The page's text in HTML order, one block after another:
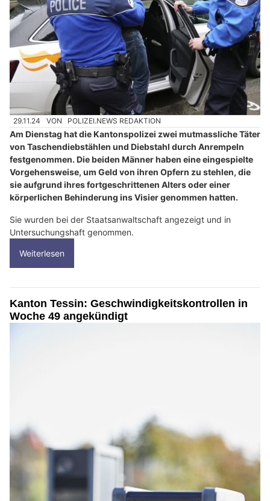
29.11.24 VON POLIZEI.NEWS REDAKTION
Am Dienstag hat die Kantonspolizei zwei mutmassliche Täter
von Taschendiebstählen und Diebstahl durch Anrempeln
festgenommen. Die beiden Männer haben eine eingespielte
Vorgehensweise, um Geld von ihren Opfern zu stehlen, die
sie aufgrund ihres fortgeschrittenen Alters oder einer
körperlichen Behinderung ins Visier genommen hatten.
Sie wurden bei der Staatsanwaltschaft angezeigt und in
Untersuchungshaft genommen.
Weiterlesen
Kanton Tessin: Geschwindigkeitskontrollen in
Woche 49 angekündigt